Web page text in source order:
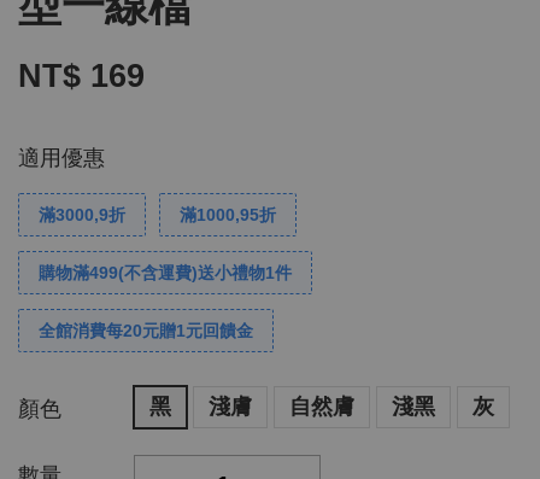
NT$ 169
適用優惠
滿3000,9折 滿1000,95折
購物滿499(不含運費)送小禮物1件
全館消費每20元贈1元回饋金
顏色 黑 淺膚 自然膚 淺黑 灰